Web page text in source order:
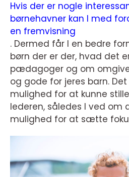
Hvis der er nogle
børnehavner kan I med
en fremvisning
. Dermed får I en bedre
børn der er der, hvad det
pædagoger og om
og gode for jeres barn.
mulighed for at kunne
lederen, således I ved om
mulighed for at sætte